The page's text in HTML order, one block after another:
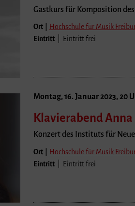
Gastkurs für Komposition
Ort |
Hochschule für Musik
Eintritt| Eintritt frei
Montag, 16. Januar 2023, 20
Klavierabend Anna
Konzert des Instituts für
Ort | Hochschule für Musik
Eintritt| Eintritt frei